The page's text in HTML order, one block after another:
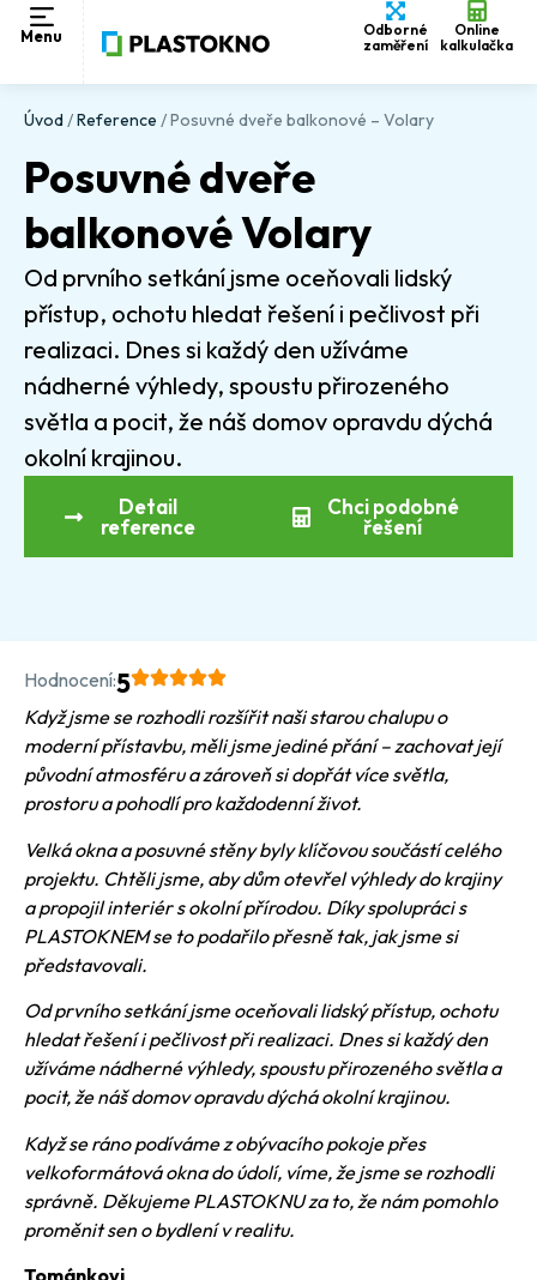
Menu
Odborné
zaměření
Online
kalkulačka
Úvod/Reference /Posuvné dveře balkonové – Volary
Posuvné dveře
balkonové Volary
Od prvního setkání jsme oceňovali lidský
přístup, ochotu hledat řešení i pečlivost při
realizaci. Dnes si každý den užíváme
nádherné výhledy, spoustu přirozeného
světla a pocit, že náš domov opravdu dýchá
okolní krajinou.
Detail
reference
Chci podobné
řešení
Hodnocení:5
Když jsme se rozhodli rozšířit naši starou chalupu o
moderní přístavbu, měli jsme jediné přání – zachovat její
původní atmosféru a zároveň si dopřát více světla,
prostoru a pohodlí pro každodenní život.
Velká okna a posuvné stěny byly klíčovou součástí celého
projektu. Chtěli jsme, aby dům otevřel výhledy do krajiny
a propojil interiér s okolní přírodou. Díky spolupráci s
PLASTOKNEM se to podařilo přesně tak, jak jsme si
představovali.
Od prvního setkání jsme oceňovali lidský přístup, ochotu
hledat řešení i pečlivost při realizaci. Dnes si každý den
užíváme nádherné výhledy, spoustu přirozeného světla a
pocit, že náš domov opravdu dýchá okolní krajinou.
Když se ráno podíváme z obývacího pokoje přes
velkoformátová okna do údolí, víme, že jsme se rozhodli
správně. Děkujeme PLASTOKNU za to, že nám pomohlo
proměnit sen o bydlení v realitu.
Tománkovi